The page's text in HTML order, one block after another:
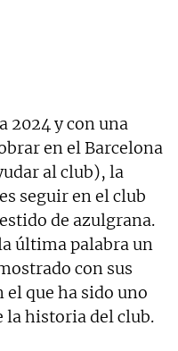
2024 y con una
en el Barcelona
al club), la
seguir en el club
de azulgrana.
última palabra un
con sus
el que ha sido uno
la historia del club.